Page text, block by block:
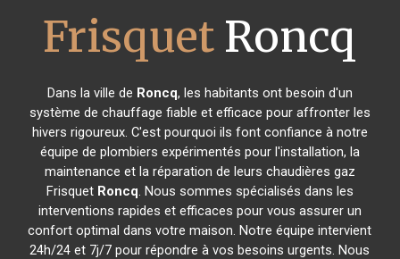
Frisquet Roncq
Dans la ville de Roncq, les habitants ont besoin d'un
système de chauffage fiable et efficace pour affronter les
hivers rigoureux. C'est pourquoi ils font confiance à notre
équipe de plombiers expérimentés pour l'installation, la
maintenance et la réparation de leurs chaudières gaz
Frisquet Roncq. Nous sommes spécialisés dans les
interventions rapides et efficaces pour vous assurer un
confort optimal dans votre maison. Notre équipe intervient
24h/24 et 7j/7 pour répondre à vos besoins urgents. Nous